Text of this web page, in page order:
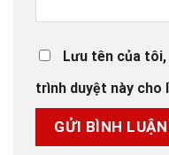
Lưu tên của
trình duyệt này cho